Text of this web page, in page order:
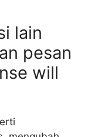
lain
pesan
will